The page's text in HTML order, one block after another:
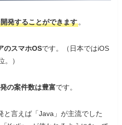
発することができます 。
のスマホOSです。（日本ではiOS
。）
の案件数は豊富です。
と言えば「Java」が主流でした